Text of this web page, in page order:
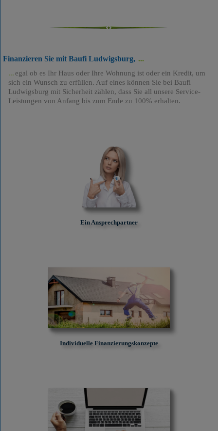
Finanzieren Sie mit Baufi Ludwigsburg,
egal ob es Ihr Haus oder Ihre Wohnung ist oder ein Kredit, um
sich ein Wunsch zu erfüllen. Auf eines können Sie bei Baufi
Ludwigsburg mit Sicherheit zählen, dass Sie all unsere Service-
Leistungen von Anfang bis zum Ende zu 100% erhalten.
Ein Ansprechpartner
Individuelle Finanzierungskonzepte